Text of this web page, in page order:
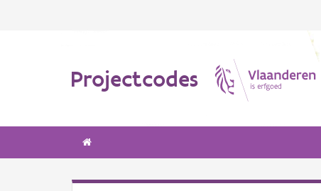
Projectcodes